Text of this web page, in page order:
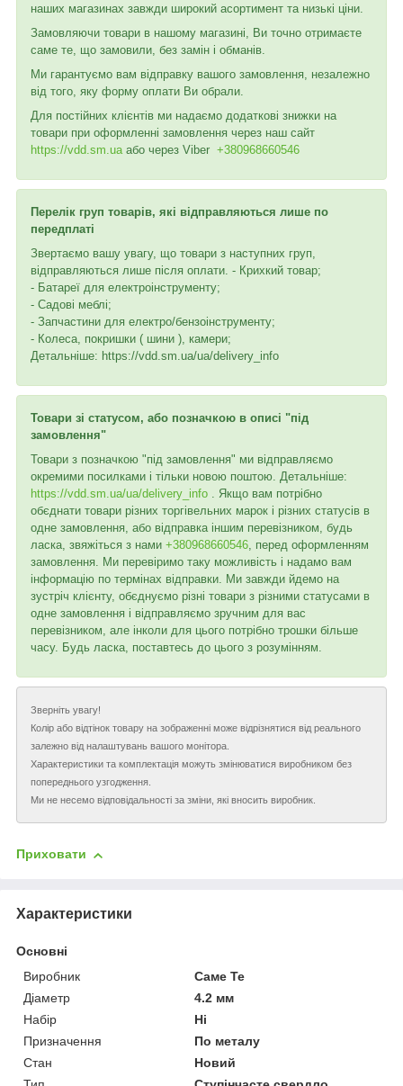
наших магазинах завжди широкий асортимент та низькі ціни.
Замовляючи товари в нашому магазині, Ви точно отримаєте
саме те, що замовили, без замін і обманів.
Ми гарантуємо вам відправку вашого замовлення, незалежно
від того, яку форму оплати Ви обрали.
Для постійних клієнтів ми надаємо додаткові знижки на
товари при оформленні замовлення через наш сайт
https://vdd.sm.ua або через Viber +380968660546
Перелік груп товарів, які відправляються лише по
передплаті
Звертаємо вашу увагу, що товари з наступних груп,
відправляються лише після оплати. - Крихкий товар;
- Батареї для електроінструменту;
- Садові меблі;
- Запчастини для електро/бензоінструменту;
- Колеса, покришки ( шини ), камери;
Детальніше: https://vdd.sm.ua/ua/delivery_info
Товари зі статусом, або позначкою в описі "під
замовлення"
Товари з позначкою "під замовлення" ми відправляємо
окремими посилками і тільки новою поштою. Детальніше:
https://vdd.sm.ua/ua/delivery_info . Якщо вам потрібно
обєднати товари різних торгівельних марок і різних статусів в
одне замовлення, або відправка іншим перевізником, будь
ласка, звяжіться з нами +380968660546, перед оформленням
замовлення. Ми перевіримо таку можливість і надамо вам
інформацію по термінах відправки. Ми завжди йдемо на
зустріч клієнту, обєднуємо різні товари з різними статусами в
одне замовлення і відправляємо зручним для вас
перевізником, але інколи для цього потрібно трошки більше
часу. Будь ласка, поставтесь до цього з розумінням.
Зверніть увагу!
Колір або відтінок товару на зображенні може відрізнятися від реального
залежно від налаштувань вашого монітора.
Характеристики та комплектація можуть змінюватися виробником без
попереднього узгодження.
Ми не несемо відповідальності за зміни, які вносить виробник.
Приховати
Характеристики
Основні
Виробник
Саме Те
Діаметр
4.2 мм
Набір
Ні
Призначення
По металу
Стан
Новий